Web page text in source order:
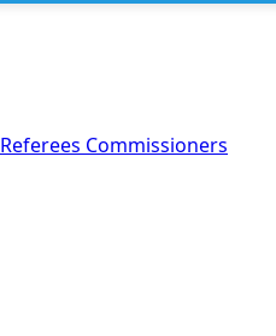
Referees Commissioners